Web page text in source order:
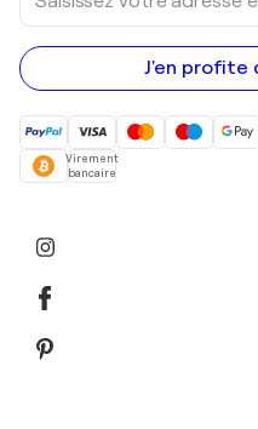
votre
adresse
e-
mail
J'en profite
Virement
bancaire